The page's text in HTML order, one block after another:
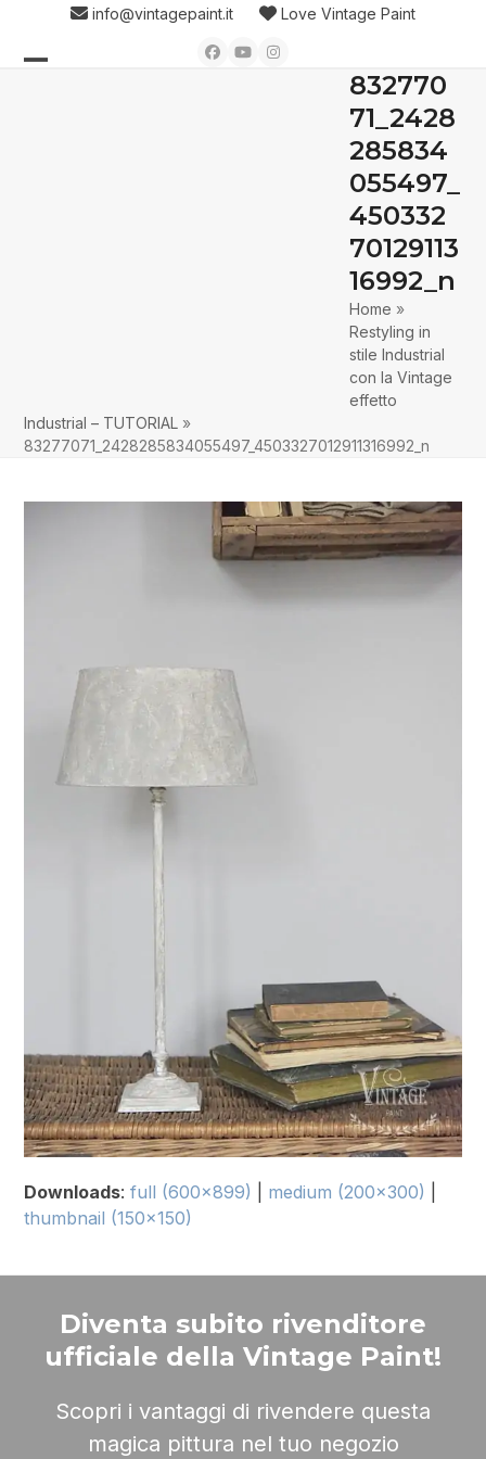
content
info@vintagepaint.it Love Vintage Paint
Facebook
YouTubeInstagram
832770
71_2428
285834
055497_
450332
70129113
16992_n
Home »
Restyling in
stile Industrial
con la Vintage
effetto
Industrial – TUTORIAL »
83277071_2428285834055497_4503327012911316992_n
Downloads:full (600x899) medium (200x300)
thumbnail (150x150)
Diventa subito rivenditore
ufficiale della Vintage Paint!
Scopri i vantaggi di rivendere questa
magica pittura nel tuo negozio